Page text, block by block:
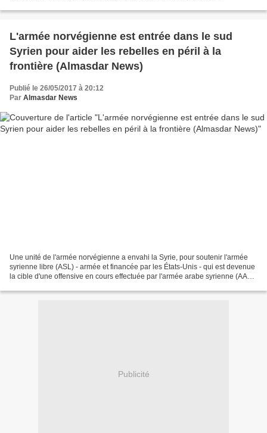
L'armée norvégienne est entrée dans le sud
Syrien pour aider les rebelles en péril à la
frontière (Almasdar News)
Publié le 26/05/2017 à 20:12
Par Almasdar News
Une unité de l'armée norvégienne a envahi la Syrie, pour soutenir l'armée
syrienne libre (ASL) - armée et financée par les États-Unis - qui est devenue
la cible d'une offensive en cours effectuée par l'armée arabe syrienne (AAS)
Publicité